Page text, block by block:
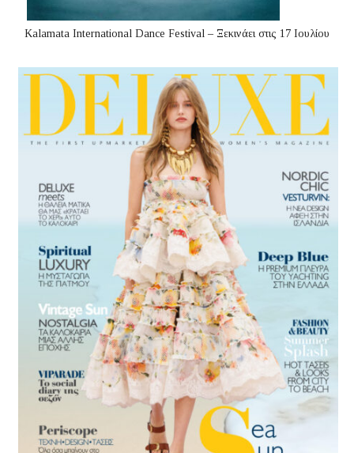
Kalamata International Dance Festival – Ξεκινάει στις 17 Ιουλίου